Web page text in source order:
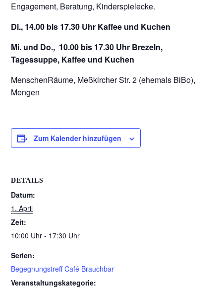
Engagement, Beratung, Kinderspielecke.
Di., 14.00 bis 17.30 Uhr Kaffee und Kuchen
Mi. und Do., 10.00 bis 17.30 Uhr Brezeln,
Tagessuppe, Kaffee und Kuchen
MenschenRäume, Meßkircher Str. 2 (ehemals BiBo),
Mengen
Zum Kalender hinzufügen
DETAILS
Datum:
1. April
Zeit:
10:00 Uhr - 17:30 Uhr
Serien:
Begegnungstreff Café Brauchbar
Veranstaltungskategorie: